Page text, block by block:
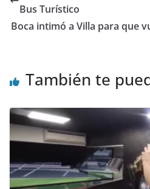
Bus Turístico
Boca intimó a Villa para que
También te